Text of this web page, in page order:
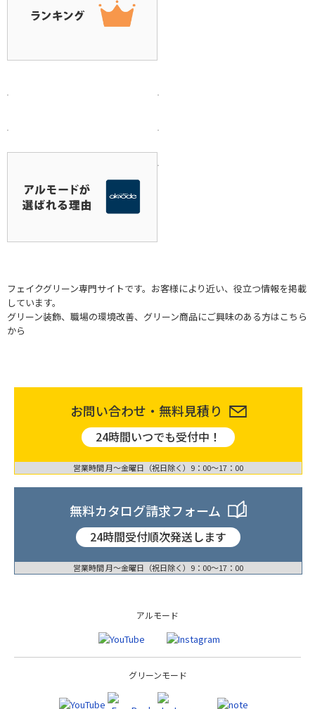
フェイクグリーン専門サイトです。お客様により近い、役立つ情報を掲載
しています。
グリーン装飾、職場の環境改善、グリーン商品にご興味のある方はこちら
から
お問い合わせ・無料見積り
24時間いつでも受付中！
営業時間 月〜金曜日（祝日除く）9：00〜17：00
無料カタログ請求フォーム
24時間受付順次発送します
営業時間 月〜金曜日（祝日除く）9：00〜17：00
アルモード
グリーンモード